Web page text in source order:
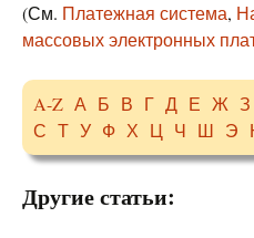
(См. Платежная система,
массовых электронных
A-Z А Б В Г Д Е Ж З
С Т У Ф Х Ц Ч Ш Э
Другие статьи: